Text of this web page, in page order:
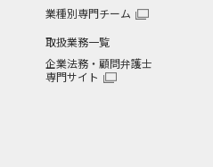
業種別専門チーム
取扱業務一覧
企業法務・顧問弁護士
専門サイト